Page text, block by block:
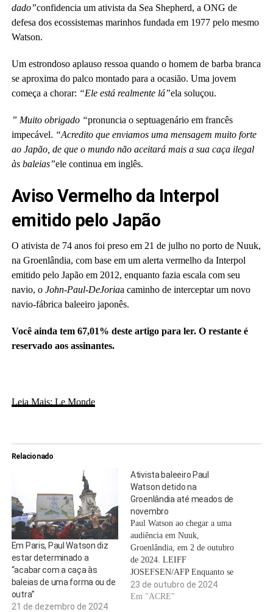
dado”confidencia um ativista da Sea Shepherd, a ONG de
defesa dos ecossistemas marinhos fundada em 1977 pelo mesmo
Watson.
Um estrondoso aplauso ressoa quando o homem de barba branca
se aproxima do palco montado para a ocasião. Uma jovem
começa a chorar: “Ele está realmente lá”ela soluçou.
” Muito obrigado “pronuncia o septuagenário em francês
impecável. “Acredito que enviamos uma mensagem muito forte
ao Japão, de que o mundo não aceitará mais a sua caça ilegal
às baleias”ele continua em inglês.
Aviso Vermelho da Interpol
emitido pelo Japão
O ativista de 74 anos foi preso em 21 de julho no porto de Nuuk,
na Groenlândia, com base em um alerta vermelho da Interpol
emitido pelo Japão em 2012, enquanto fazia escala com seu
navio, o John-Paul-DeJoriaa caminho de interceptar um novo
navio-fábrica baleeiro japonês.
Você ainda tem 67,01% deste artigo para ler. O restante é
reservado aos assinantes.
Leia Mais: Le Monde
Relacionado
Em Paris, Paul Watson diz
estar determinado a
“acabar com a caça às
baleias de uma forma ou de
outra”
21 de dezembro de 2024
Ativista baleeiro Paul
Watson detido na
Groenlândia até meados de
novembro
Paul Watson ao chegar a uma
audiência em Nuuk,
Groenlândia, em 2 de outubro
de 2024. LEIFF
JOSEFSEN/AFP Enquanto se
aguarda a decisão do governo
dinamarquês sobre o pedido de
23 de outubro de 2024
Em "ACRE"